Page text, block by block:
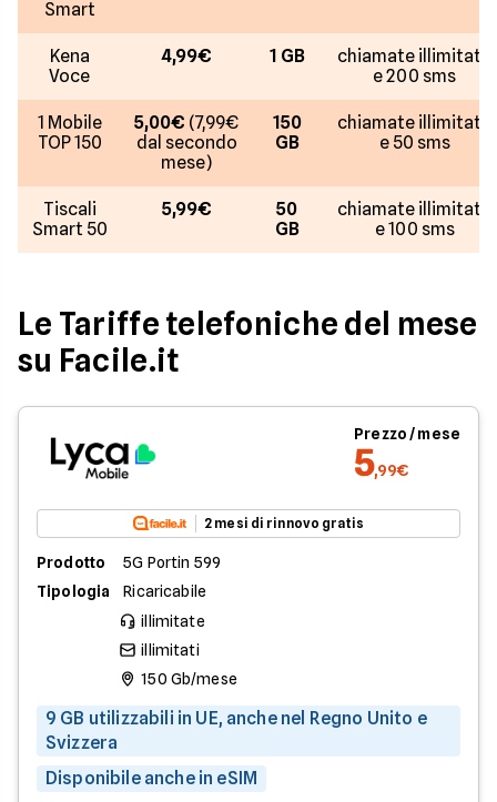
Smart
Kena
Voce
4,99€ 1 GB
chiamate illimitate
e 200 sms
1 Mobile
TOP 150
5,00€ (7,99€
dal secondo
mese)
150
GB
chiamate illimitate
e 50 sms
Tiscali
Smart 50
5,99€
50
GB
chiamate illimitate
e 100 sms
Le Tariffe telefoniche del mese
su Facile.it
Prezzo / mese
5,99€
2 mesi di rinnovo gratis
Prodotto
5G Portin 599
Tipologia
Ricaricabile
illimitate
illimitati
150 Gb/mese
9 GB utilizzabili in UE, anche nel Regno Unito e
Svizzera
Disponibile anche in eSIM